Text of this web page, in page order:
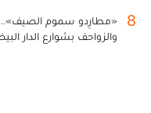
8
«مطارِدو سموم الصيف»..
والزواحف بشوارع الدار